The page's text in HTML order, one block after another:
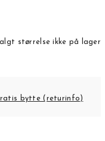
størrelse ikke på lager
bytte (returinfo)